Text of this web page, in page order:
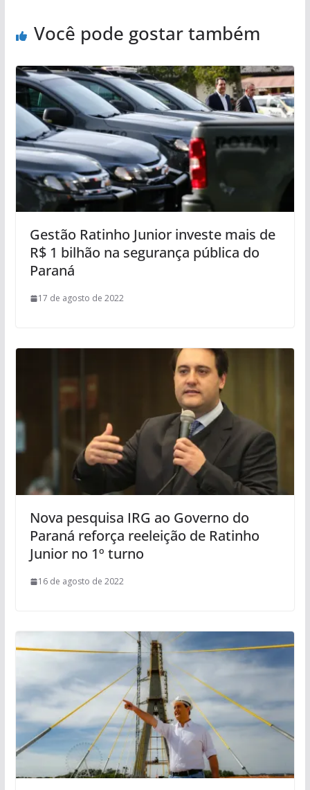
Você pode gostar também
Gestão Ratinho Junior investe mais de
R$ 1 bilhão na segurança pública do
Paraná
17 de agosto de 2022
Nova pesquisa IRG ao Governo do
Paraná reforça reeleição de Ratinho
Junior no 1º turno
16 de agosto de 2022